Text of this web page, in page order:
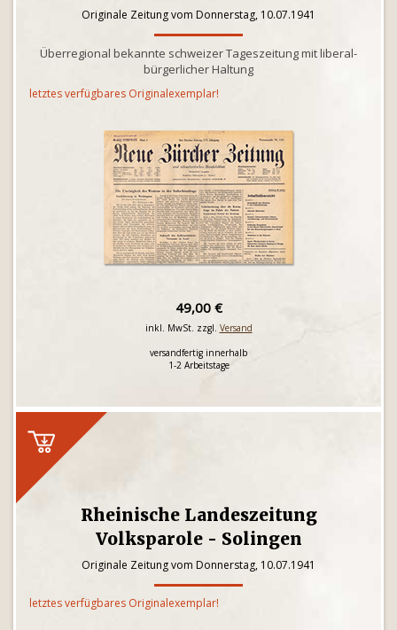
Originale Zeitung vom Donnerstag, 10.07.1941
Überregional bekannte schweizer Tageszeitung mit liberal-
bürgerlicher Haltung
letztes verfügbares Originalexemplar!
49,00 €
inkl. MwSt. zzgl. Versand
versandfertig innerhalb
1-2 Arbeitstage
Rheinische Landeszeitung
Volksparole - Solingen
Originale Zeitung vom Donnerstag, 10.07.1941
letztes verfügbares Originalexemplar!